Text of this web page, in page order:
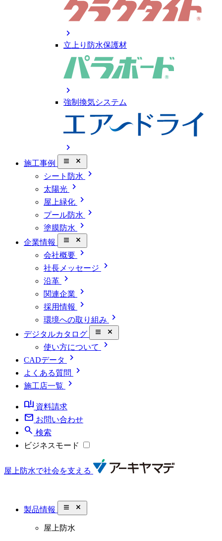
chevron_right
立上り防水保護材
chevron_right
強制換気システム
chevron_right
施工事例 close_small
シート防水 chevron_right
太陽光 chevron_right
屋上緑化 chevron_right
プール防水 chevron_right
塗膜防水 chevron_right
企業情報 close_small
会社概要 chevron_right
社長メッセージ chevron_right
沿革 chevron_right
関連企業 chevron_right
採用情報 chevron_right
環境への取り組み chevron_right
デジタルカタログ close_small
使い方について chevron_right
CADデータ chevron_right
よくある質問 chevron_right
施工店一覧
chevron_right
book_ribbon 資料請求
mail お問い合わせ
search 検索
ビジネスモード
屋上防水で社会を支える
製品情報 close_small
屋上防水